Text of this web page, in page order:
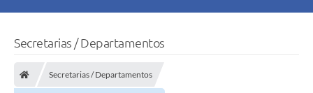
Secretarias / Departamentos
Secretarias / Departamentos